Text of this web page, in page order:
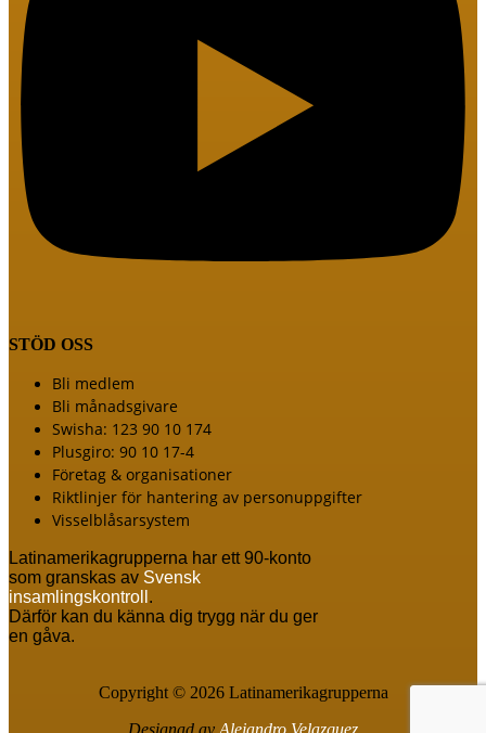
STÖD OSS
Meny
Bli medlem
Bli månadsgivare
Swisha: 123 90 10 174
Plusgiro: 90 10 17-4
Företag & organisationer
Riktlinjer för hantering av personuppgifter
Visselblåsarsystem
Latinamerikagrupperna har ett 90-konto
som granskas av Svensk
insamlingskontroll .
Därför kan du känna dig trygg när du ger
en gåva.
Copyright © 2026 Latinamerikagrupperna
Designad av Alejandro Velazquez